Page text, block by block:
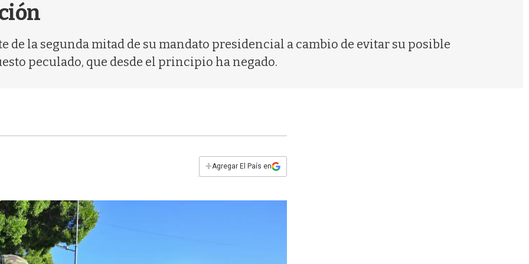
la segunda mitad de su mandato presidencial a cambio de evitar su posible
peculado, que desde el principio ha negado.
+Agregar El País en